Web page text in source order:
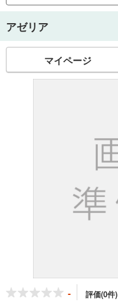
アゼリア
マイページ
- 評価(0件)